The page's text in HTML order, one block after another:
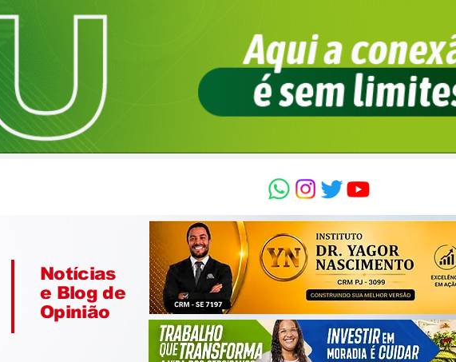
Notícias
e Blog de
Opinião